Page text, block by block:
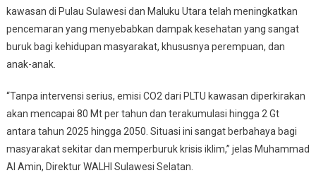
kawasan di Pulau Sulawesi dan Maluku Utara telah meningkatkan
pencemaran yang menyebabkan dampak kesehatan yang sangat
buruk bagi kehidupan masyarakat, khususnya perempuan, dan
anak-anak.
“Tanpa intervensi serius, emisi CO2 dari PLTU kawasan diperkirakan
akan mencapai 80 Mt per tahun dan terakumulasi hingga 2 Gt
antara tahun 2025 hingga 2050. Situasi ini sangat berbahaya bagi
masyarakat sekitar dan memperburuk krisis iklim,” jelas Muhammad
Al Amin, Direktur WALHI Sulawesi Selatan.